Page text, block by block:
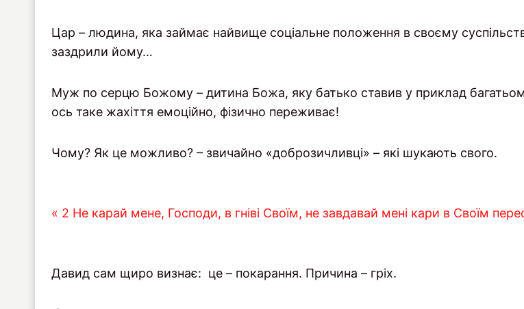
Цар – людина, яка займає найвище соціальне положення в своєму
заздрили йому…
Муж по серцю Божому – дитина Божа, яку батько ставив у приклад
ось таке жахіття емоційно, фізично переживає!
Чому? Як це можливо? – звичайно «доброзичливці» – які шукають свого.
« 2 Не карай мене, Господи, в гніві Своїм, не завдавай мені кари в Своїм
Давид сам щиро визнає: це – покарання. Причина – гріх.